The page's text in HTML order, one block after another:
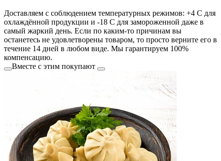
Доставляем с соблюдением температурных режимов: +4 С для
охлаждённой продукции и -18 С для замороженной даже в
самый жаркий день. Если по каким-то причинам вы
останетесь не удовлетворены товаром, то просто верните его в
течение 14 дней в любом виде. Мы гарантируем 100%
компенсацию.
Вместе с этим покупают